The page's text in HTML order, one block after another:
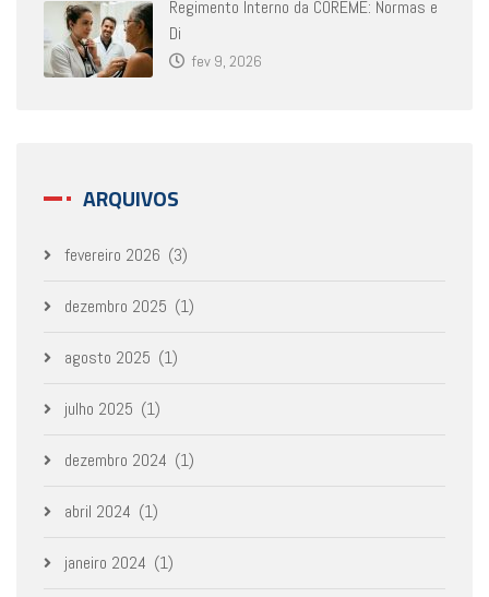
Regimento Interno da COREME: Normas e
Di
fev 9, 2026
ARQUIVOS
fevereiro 2026 (3)
dezembro 2025 (1)
agosto 2025 (1)
julho 2025 (1)
dezembro 2024 (1)
abril 2024 (1)
janeiro 2024 (1)